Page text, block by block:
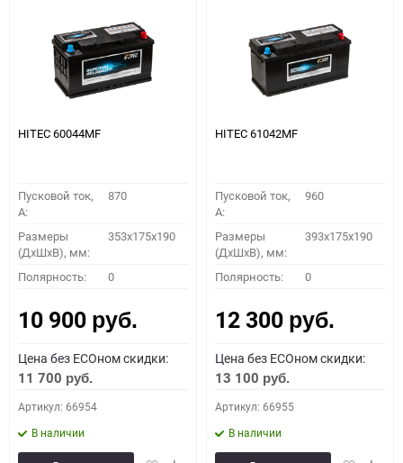
HITEC 60044MF
Пусковой ток,
A:
870
Размеры
(ДхШхВ), мм:
353x175x190
Полярность: 0
10 900 руб.
Цена без ECOном скидки:
11 700 руб.
Артикул: 66954
В наличии
HITEC 61042MF
Пусковой ток,
A:
960
Размеры
(ДхШхВ), мм:
393x175x190
Полярность: 0
12 300 руб.
Цена без ECOном скидки:
13 100 руб.
Артикул: 66955
В наличии